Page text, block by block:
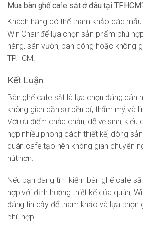
Mua bàn ghế cafe sắt ở đâu tại
Khách hàng có thể tham khảo các
Win Chair để lựa chọn sản phẩm phù
hàng, sân vườn, ban công hoặc không
TP.HCM.
Kết Luận
Bàn ghế cafe sắt là lựa chọn đáng cân
không gian cần sự bền bỉ, thẩm mỹ và
Với ưu điểm chắc chắn, dễ vệ sinh, kiểu
hợp nhiều phong cách thiết kế, dòng
quán cafe tạo nên không gian chuyên
hút hơn.
Nếu bạn đang tìm kiếm bàn ghế cafe
hợp với định hướng thiết kế của quán,
đáng tin cậy để tham khảo và lựa chọn
phù hợp.